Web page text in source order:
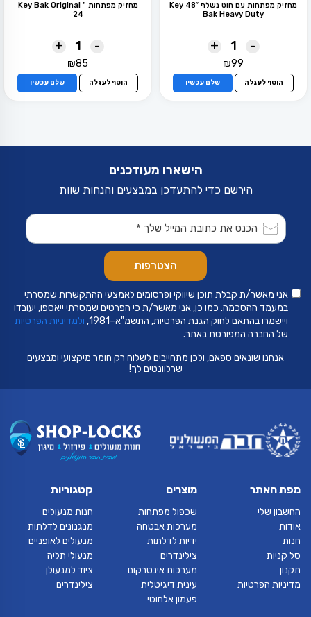
מחזיק מפתחות עם חוט נשלף 48″ Key
Bak Heavy Duty
-
+
₪99
הוסף לעגלה שלם עכשיו
מחזיק מפתחות " Key Bak Original
24
-
+
₪85
הוסף לעגלה שלם עכשיו
הישארו מעודכנים
הירשם כדי להתעדכן במבצעים והנחות שוות
אני מאשר/ת קבלת תוכן שיווקי ופרסומים לאמצעי ההתקשרות שמסרתי
במעמד ההסכמה. כמו כן, אני מאשר/ת כי הפרטים שמסרתי ייאספו, יעובדו
ויישמרו בהתאם לחוק הגנת הפרטיות, התשמ"א–1981,
ולמדיניות הפרטיות
של החברה המפורטת באתר.
אנחנו שונאים ספאם, ולכן מתחייבים לשלוח רק חומר מיקצועי ומבצעים
שרלוונטים לך!
מפת האתר
החשבון שלי
אודות
חנות
סל קניות
תקנון
מדיניות הפרטיות
מוצרים
שכפול מפתחות
מערכות אבטחה
ידיות לדלתות
צילינדרים
מערכות אינטרקום
עינית דיגיטלית
פעמון אלחוטי
קטגוריות
חנות מנעולים
מנגנונים לדלתות
מנעולים לאופניים
מנעולי תליה
ציוד למנעולן
צילינדרים